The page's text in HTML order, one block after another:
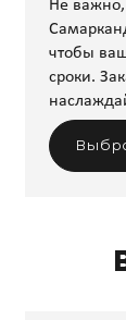
Не
чтобы
сроки.